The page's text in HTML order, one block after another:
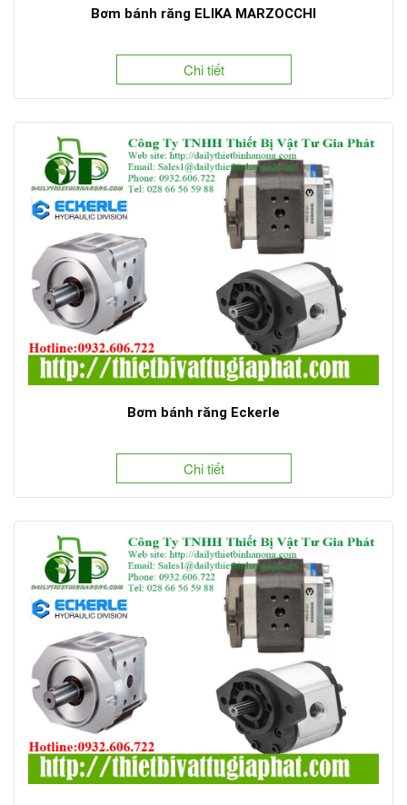
Bơm bánh răng ELIKA MARZOCCHI
Chi tiết
Bơm bánh răng Eckerle
Chi tiết